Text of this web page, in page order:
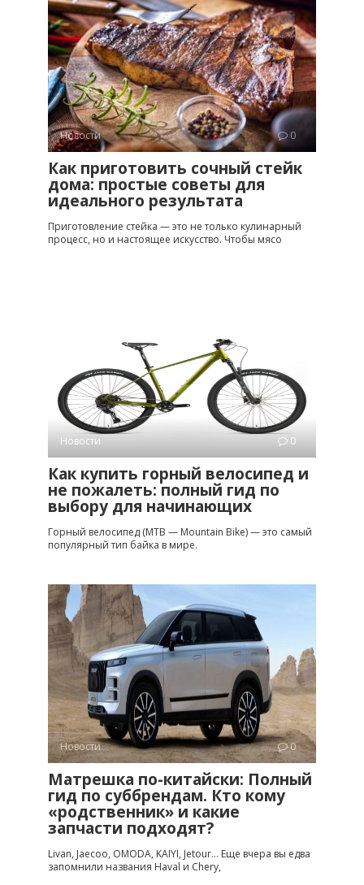
Новости 0
Как приготовить сочный стейк
дома: простые советы для
идеального результата
Приготовление стейка — это не только кулинарный
процесс, но и настоящее искусство. Чтобы мясо
Новости 0
Как купить горный велосипед и
не пожалеть: полный гид по
выбору для начинающих
Горный велосипед (MTB — Mountain Bike) — это самый
популярный тип байка в мире.
Новости 0
Матрешка по-китайски: Полный
гид по суббрендам. Кто кому
«родственник» и какие
запчасти подходят?
Livan, Jaecoo, OMODA, KAIYI, Jetour… Еще вчера вы едва
запомнили названия Haval и Chery,